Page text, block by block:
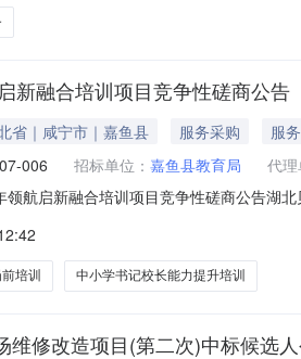
新融合培训项目竞争性磋商公告
省｜咸宁市｜嘉鱼县 服务采购
服务
006 招标单位： 嘉鱼县教育局
代
领航启新融合培训项目竞争性磋商公告湖
5、采购预算：18.45万元人民币6、最高
培训 中小学书记校长能力提升培训
维修改造项目(第二次)中标候选